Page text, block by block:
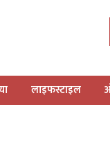
लाइफस्टाइल